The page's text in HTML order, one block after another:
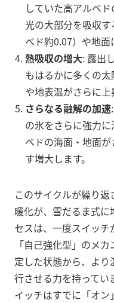
していた高アルベ
光の大部分を吸収
ベド約0.07）や地
熱吸収の増大: 露出
もはるかに多くの
や地表温がさらに上
さらなる融解の加速
の氷をさらに強力
ベドの海面・地面
す増大します。
このサイクルが繰り
暖化が、雪だるま式に
セスは、一度スイッ
「自己強化型」のメ
定した状態から、よ
行させる力を持ってい
イッチはすでに「オ